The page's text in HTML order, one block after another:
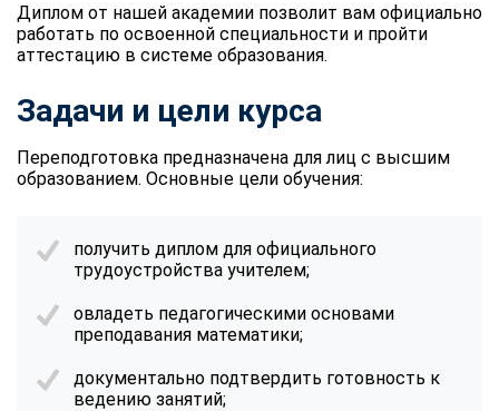
Диплом от нашей академии позволит вам официально
работать по освоенной специальности и пройти
аттестацию в системе образования.
Задачи и цели курса
Переподготовка предназначена для лиц с высшим
образованием. Основные цели обучения:
получить диплом для официального
трудоустройства учителем;
овладеть педагогическими основами
преподавания математики;
документально подтвердить готовность к
ведению занятий;